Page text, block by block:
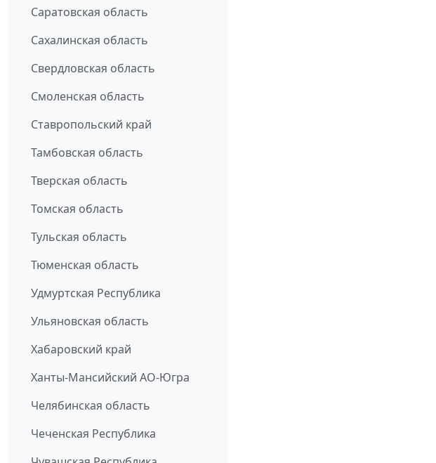
Саратовская область
Сахалинская область
Свердловская область
Смоленская область
Ставропольский край
Тамбовская область
Тверская область
Томская область
Тульская область
Тюменская область
Удмуртская Республика
Ульяновская область
Хабаровский край
Ханты-Мансийский АО-Югра
Челябинская область
Чеченская Республика